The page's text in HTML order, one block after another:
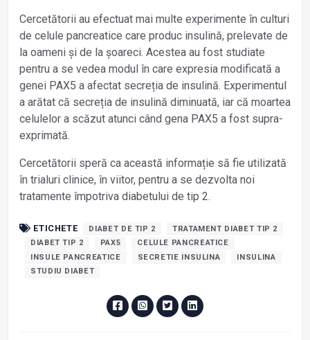
Cercetătorii au efectuat mai multe experimente în culturi
de celule pancreatice care produc insulină, prelevate de
la oameni și de la șoareci. Acestea au fost studiate
pentru a se vedea modul în care expresia modificată a
genei PAX5 a afectat secreția de insulină. Experimentul
a arătat că secreția de insulină diminuată, iar că moartea
celulelor a scăzut atunci când gena PAX5 a fost supra-
exprimată.
Cercetătorii speră ca această informație să fie utilizată
în trialuri clinice, în viitor, pentru a se dezvolta noi
tratamente împotriva diabetului de tip 2.
ETICHETE DIABET DE TIP 2
TRATAMENT DIABET TIP 2
DIABET TIP 2
PAX5
CELULE PANCREATICE
INSULE PANCREATICE
SECRETIE INSULINA
INSULINA
STUDIU DIABET